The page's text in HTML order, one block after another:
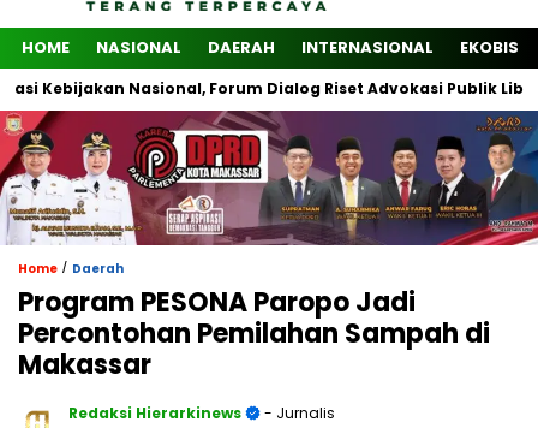
HOME NASIONAL DAERAH INTERNASIONAL EKOBIS
Nasional, Forum Dialog Riset Advokasi Publik Libatkan
Home / Daerah
Program PESONA Paropo Jadi
Percontohan Pemilahan Sampah di
Makassar
Redaksi Hierarkinews
- Jurnalis